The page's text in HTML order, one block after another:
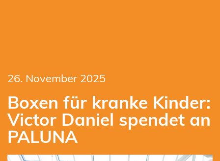
26. November 2025
Boxen für kranke Kinder:
Victor Daniel spendet an
PALUNA